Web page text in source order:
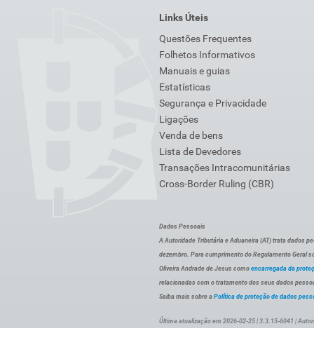
Links Úteis
Questões Frequentes
Folhetos Informativos
Manuais e guias
Estatísticas
Segurança e Privacidade
Ligações
Venda de bens
Lista de Devedores
Transações Intracomunitárias
Cross-Border Ruling (CBR)
Dados Pessoais
A Autoridade Tributária e Aduaneira (AT) trata dados
dezembro. Para cumprimento do Regulamento Geral
Oliveira Andrade de Jesus como encarregada da
relacionadas com o tratamento dos seus dados
Saiba mais sobre a Política de proteção de dados
Última atualização em 2026-02-25 | 3.3.15-6041 |